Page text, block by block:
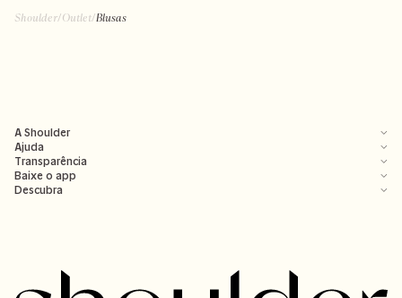
A Shoulder
Ajuda
Transparência